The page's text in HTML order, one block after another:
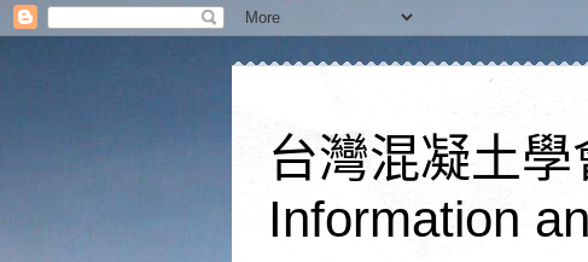
台灣混凝土
Information